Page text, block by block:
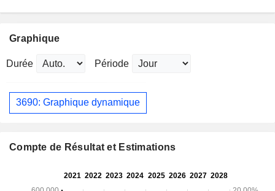
Graphique
Durée Période
3690: Graphique dynamique
Compte de Résultat et Estimations